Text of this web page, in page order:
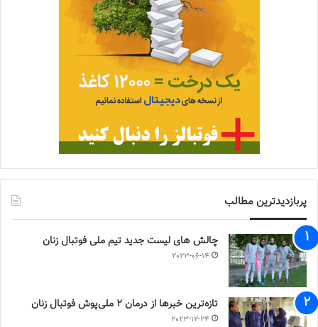
پربازدیدترین مطالب
چالش هاى ليست جدید تيم ملى فوتبال زنان
2023-06-14
تازه‌ترین خبرها از درمان ۲ ملی‌پوش فوتبال زنان
2023-12-24